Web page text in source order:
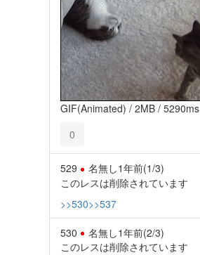
GIF(Animated) / 2MB / 5290ms
0
529 名無し1年前(1/3)
このレスは削除されています
>>530>>537
530 名無し1年前(2/3)
このレスは削除されています